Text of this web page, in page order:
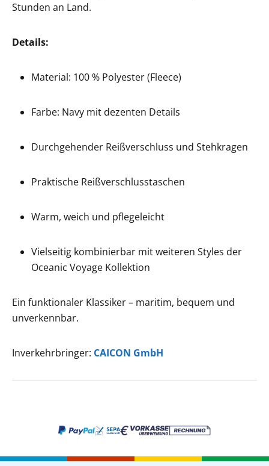
Stunden an Land.
Details:
Material: 100 % Polyester (Fleece)
Farbe: Navy mit dezenten Details
Durchgehender Reißverschluss und Stehkragen
Praktische Reißverschlusstaschen
Warm, weich und pflegeleicht
Vielseitig kombinierbar mit weiteren Styles der
Oceanic Voyage Kollektion
Ein funktionaler Klassiker – maritim, bequem und
unverkennbar.
Inverkehrbringer: CAICON GmbH